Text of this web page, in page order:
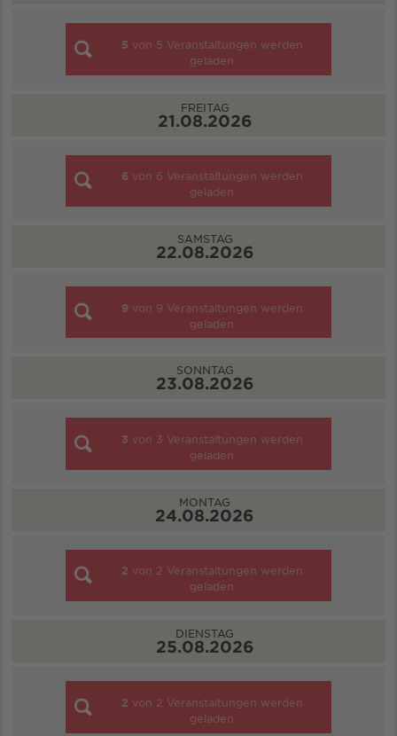
5 von 5 Veranstaltungen werden
geladen
FREITAG
21.08.2026
6 von 6 Veranstaltungen werden
geladen
SAMSTAG
22.08.2026
9 von 9 Veranstaltungen werden
geladen
SONNTAG
23.08.2026
3 von 3 Veranstaltungen werden
geladen
MONTAG
24.08.2026
2 von 2 Veranstaltungen werden
geladen
DIENSTAG
25.08.2026
2 von 2 Veranstaltungen werden
geladen